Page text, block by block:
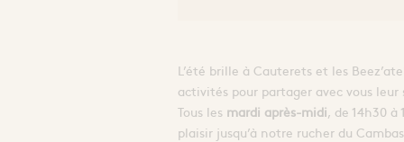
L’été brille à Cauterets et les
activités pour partager avec vous leur
Tous les mardi après-midi, de 14h30
plaisir jusqu’à notre rucher du